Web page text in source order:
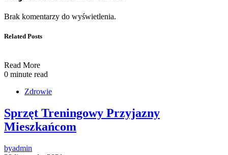
Brak komentarzy do wyświetlenia.
Related Posts
Read More
0 minute read
Zdrowie
Sprzęt Treningowy Przyjazny
Mieszkańcom
byadmin